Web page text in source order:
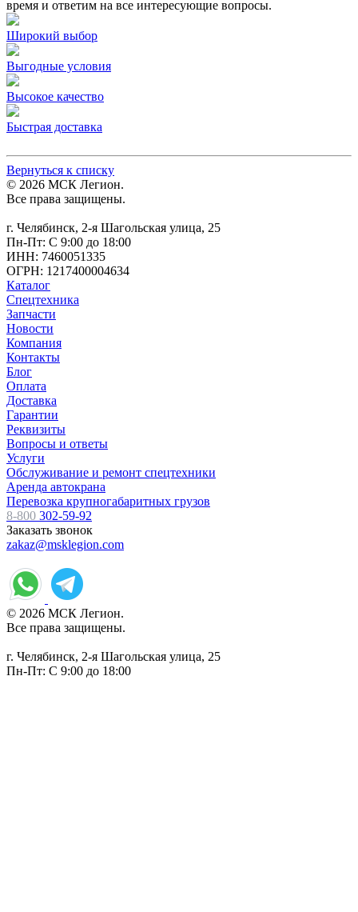
время и ответим на все интересующие вопросы.
Широкий выбор
Выгодные условия
Высокое качество
Быстрая доставка
Вернуться к списку
© 2026 МСК Легион.
Все права защищены.
г. Челябинск, 2-я Шагольская улица, 25
Пн-Пт: С 9:00 до 18:00
ИНН: 7460051335
ОГРН: 1217400004634
Каталог
Спецтехника
Запчасти
Новости
Компания
Контакты
Блог
Оплата
Доставка
Гарантии
Реквизиты
Вопросы и ответы
Услуги
Обслуживание и ремонт спецтехники
Аренда автокрана
Перевозка крупногабаритных грузов
8-800 302-59-92
Заказать звонок
zakaz@msklegion.com
© 2026 МСК Легион.
Все права защищены.
г. Челябинск, 2-я Шагольская улица, 25
Пн-Пт: С 9:00 до 18:00